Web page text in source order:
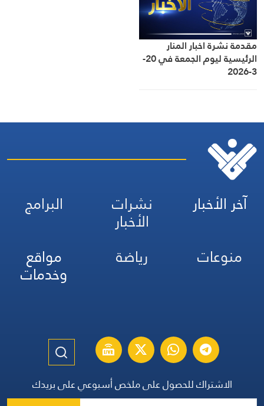
مقدمة نشرة اخبار المنار
الرئيسية ليوم الجمعة في 20-
3-2026
آخر الأخبار نشرات
الأخبار
البرامج
منوعات
رياضة مواقع
وخدمات
الاشتراك للحصول على ملخص أسبوعي على بريدك